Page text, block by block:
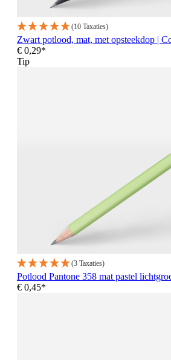
(10 Taxaties)
Zwart potlood, mat, met opsteekdop |
€ 0,29*
Tip
(3 Taxaties)
Potlood Pantone 358 mat pastel
€ 0,45*